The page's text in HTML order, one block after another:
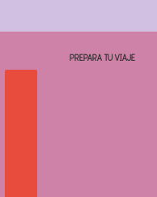
PREPARA TU VIAJE